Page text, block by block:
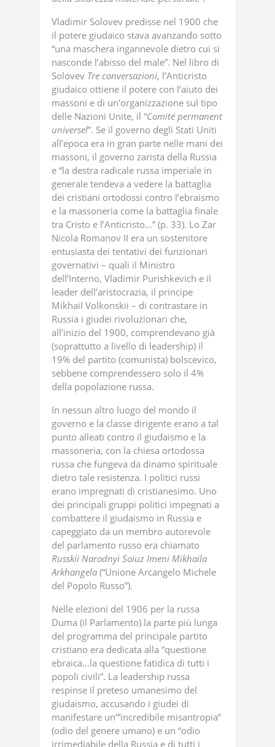
Vladimir Solovev predisse nel 1900 che
il potere giudaico stava avanzando sotto
“una maschera ingannevole dietro cui si
nasconde l’abisso del male”. Nel libro di
Solovev Tre conversazioni, l’Anticristo
giudaico ottiene il potere con l’aiuto dei
massoni e di un’organizzazione sul tipo
delle Nazioni Unite, il “Comité permanent
universel”. Se il governo degli Stati Uniti
all’epoca era in gran parte nelle mani dei
massoni, il governo zarista della Russia
e “la destra radicale russa imperiale in
generale tendeva a vedere la battaglia
dei cristiani ortodossi contro l’ebraismo
e la massoneria come la battaglia finale
tra Cristo e l’Anticristo…” (p. 33). Lo Zar
Nicola Romanov II era un sostenitore
entusiasta dei tentativi dei funzionari
governativi – quali il Ministro
dell’Interno, Vladimir Purishkevich e il
leader dell’aristocrazia, il principe
Mikhail Volkonskii – di contrastare in
Russia i giudei rivoluzionari che,
all’inizio del 1900, comprendevano già
(soprattutto a livello di leadership) il
19% del partito (comunista) bolscevico,
sebbene comprendessero solo il 4%
della popolazione russa.
In nessun altro luogo del mondo il
governo e la classe dirigente erano a tal
punto alleati contro il giudaismo e la
massoneria, con la chiesa ortodossa
russa che fungeva da dinamo spirituale
dietro tale resistenza. I politici russi
erano impregnati di cristianesimo. Uno
dei principali gruppi politici impegnati a
combattere il giudaismo in Russia e
capeggiato da un membro autorevole
del parlamento russo era chiamato
Russkii Narodnyi Soiuz Imeni Mikhaila
Arkhangela (“Unione Arcangelo Michele
del Popolo Russo”).
Nelle elezioni del 1906 per la russa
Duma (il Parlamento) la parte più lunga
del programma del principale partito
cristiano era dedicata alla “questione
ebraica…la questione fatidica di tutti i
popoli civili”. La leadership russa
respinse il preteso umanesimo del
giudaismo, accusando i giudei di
manifestare un’”incredibile misantropia”
(odio del genere umano) e un “odio
irrimediabile della Russia e di tutti i